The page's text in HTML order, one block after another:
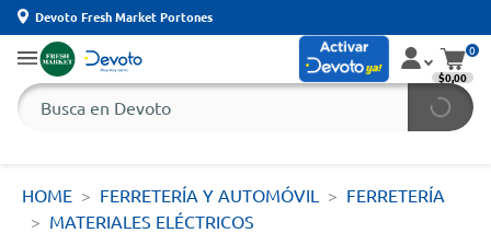
Devoto Fresh Market Portones
0
$0,00
HOME FERRETERÍA Y AUTOMÓVIL
FERRETERÍA
MATERIALES ELÉCTRICOS